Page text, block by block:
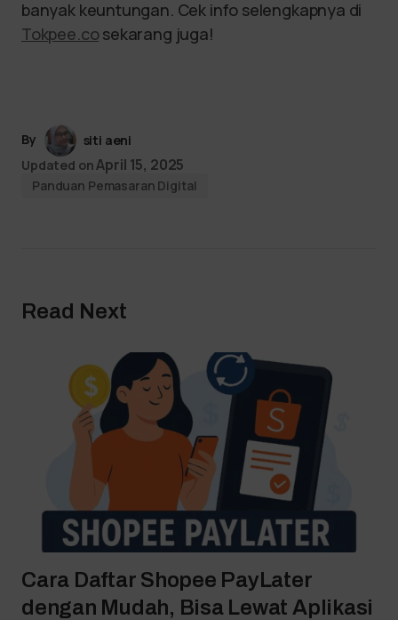
banyak keuntungan. Cek info selengkapnya di
Tokpee.cosekarang juga!
By
siti aeni
Updated onApril 15, 2025
Panduan Pemasaran Digital
Read Next
Cara Daftar Shopee PayLater
dengan Mudah, Bisa Lewat Aplikasi